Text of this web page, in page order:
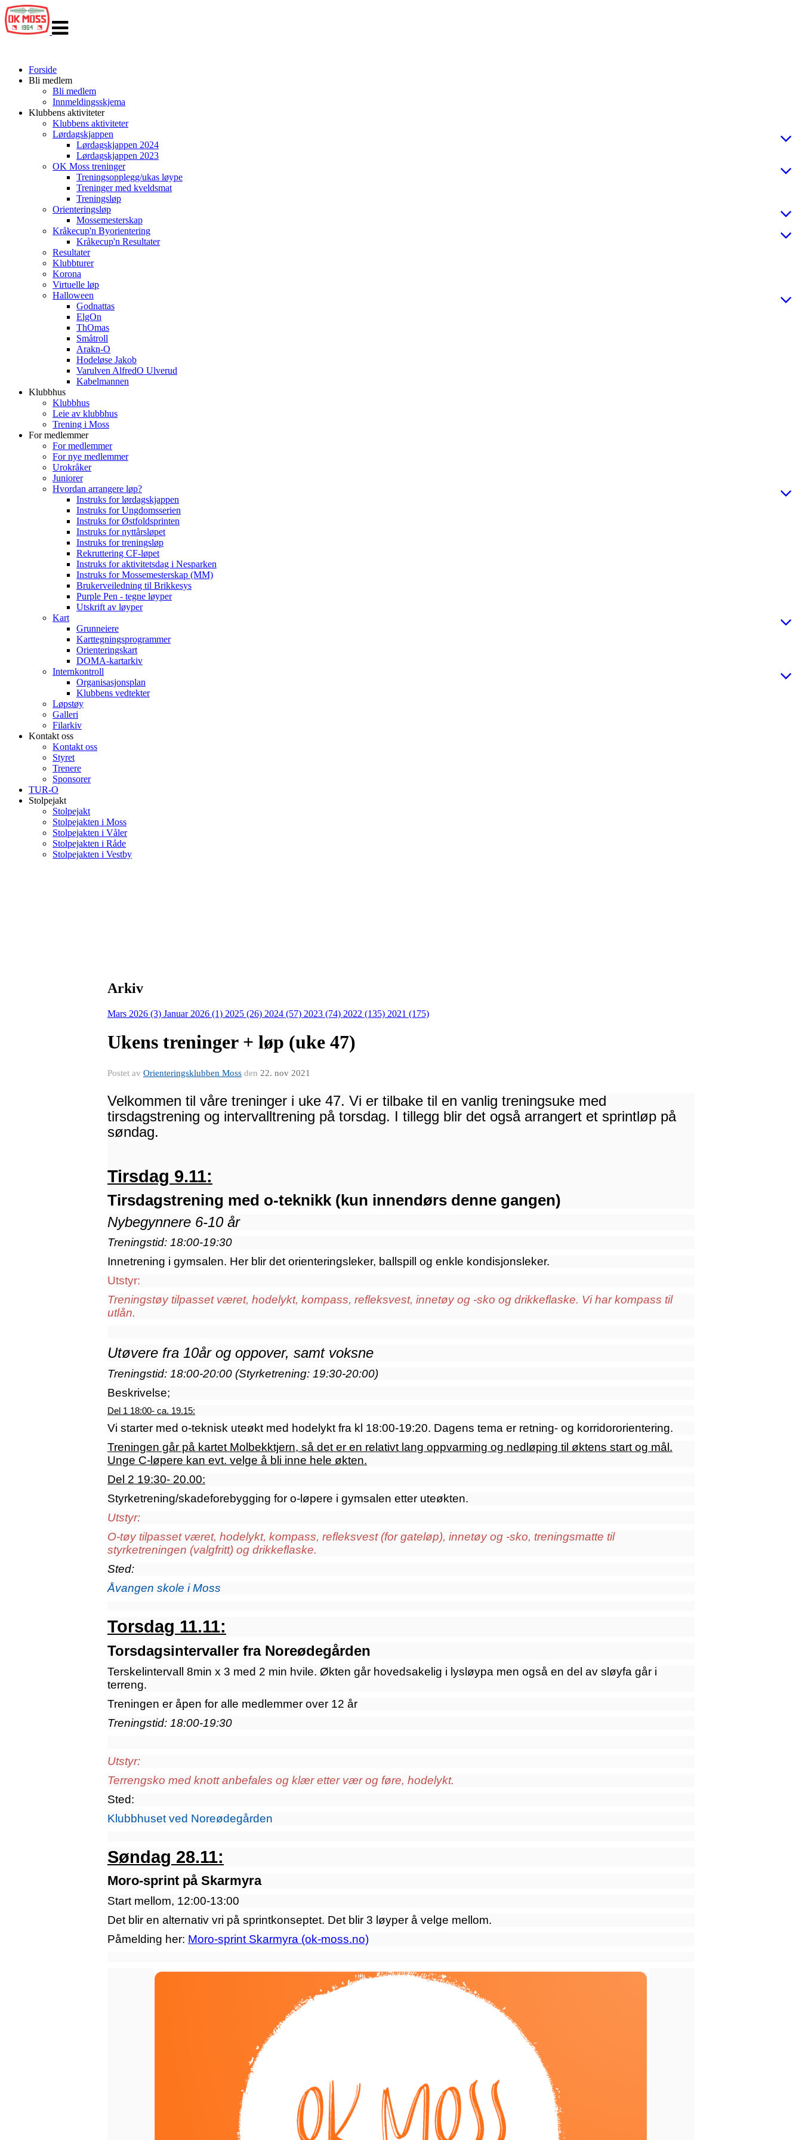
navigasjon
Forside
Bli medlem
Bli medlem
Innmeldingsskjema
Klubbens aktiviteter
Klubbens aktiviteter
Lørdagskjappen
Lørdagskjappen 2024
Lørdagskjappen 2023
OK Moss treninger
Treningsopplegg/ukas løype
Treninger med kveldsmat
Treningsløp
Orienteringsløp
Mossemesterskap
Kråkecup'n Byorientering
Kråkecup'n Resultater
Resultater
Klubbturer
Korona
Virtuelle løp
Halloween
Godnattas
ElgOn
ThOmas
Småtroll
Arakn-O
Hodeløse Jakob
Varulven AlfredO Ulverud
Kabelmannen
Klubbhus
Klubbhus
Leie av klubbhus
Trening i Moss
For medlemmer
For medlemmer
For nye medlemmer
Urokråker
Juniorer
Hvordan arrangere løp?
Instruks for lørdagskjappen
Instruks for Ungdomsserien
Instruks for Østfoldsprinten
Instruks for nyttårsløpet
Instruks for treningsløp
Rekruttering CF-løpet
Instruks for aktivitetsdag i Nesparken
Instruks for Mossemesterskap (MM)
Brukerveiledning til Brikkesys
Purple Pen - tegne løyper
Utskrift av løyper
Kart
Grunneiere
Karttegningsprogrammer
Orienteringskart
DOMA-kartarkiv
Internkontroll
Organisasjonsplan
Klubbens vedtekter
Løpstøy
Galleri
Filarkiv
Kontakt oss
Kontakt oss
Styret
Trenere
Sponsorer
TUR-O
Stolpejakt
Stolpejakt
Stolpejakten i Moss
Stolpejakten i Våler
Stolpejakten i Råde
Stolpejakten i Vestby
Arkiv
Mars 2026 (3) Januar 2026 (1) 2025 (26) 2024 (57) 2023 (74) 2022 (135) 2021 (175)
Ukens treninger + løp (uke 47)
Postet av Orienteringsklubben Moss den 22. nov 2021
Velkommen til våre treninger i uke 47. Vi er tilbake til en vanlig treningsuke med
tirsdagstrening og intervalltrening på torsdag. I tillegg blir det også arrangert et sprintløp på
søndag.
Tirsdag 9.11:
Tirsdagstrening med o-teknikk (kun innendørs denne gangen)
Nybegynnere 6-10 år
Treningstid: 18:00-19:30
Innetrening i gymsalen. Her blir det orienteringsleker, ballspill og enkle kondisjonsleker.
Utstyr:
Treningstøy tilpasset været, hodelykt, kompass, refleksvest, innetøy og -sko og drikkeflaske. Vi har kompass til
utlån.
Utøvere fra 10år og oppover, samt voksne
Treningstid: 18:00-20:00 (Styrketrening: 19:30-20:00)
Beskrivelse;
Del 1 18:00- ca. 19.15:
Vi starter med o-teknisk uteøkt med hodelykt fra kl 18:00-19:20. Dagens tema er retning- og korridororientering.
Treningen går på kartet Molbekktjern, så det er en relativt lang oppvarming og nedløping til øktens start og mål.
Unge C-løpere kan evt. velge å bli inne hele økten.
Del 2 19:30- 20.00:
Styrketrening/skadeforebygging for o-løpere i gymsalen etter uteøkten.
Utstyr:
O-tøy tilpasset været, hodelykt, kompass, refleksvest (for gateløp), innetøy og -sko, treningsmatte til
styrketreningen (valgfritt) og drikkeflaske.
Sted:
Åvangen skole i Moss
Torsdag 11.11:
Torsdagsintervaller fra Noreødegården
Terskelintervall 8min x 3 med 2 min hvile. Økten går hovedsakelig i lysløypa men også en del av sløyfa går i
terreng.
Treningen er åpen for alle medlemmer over 12 år
Treningstid: 18:00-19:30
Utstyr:
Terrengsko med knott anbefales og klær etter vær og føre, hodelykt.
Sted:
Klubbhuset ved Noreødegården
Søndag 28.11:
Moro-sprint på Skarmyra
Start mellom, 12:00-13:00
Det blir en alternativ vri på sprintkonseptet. Det blir 3 løyper å velge mellom.
Påmelding her: Moro-sprint Skarmyra (ok-moss.no)